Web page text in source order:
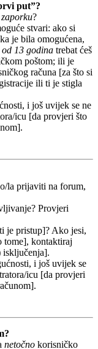
put”?
zaporku?
stvari: ako si
je bila omogućena,
od 13 godina trebat ćeš
poštom; ili je
računa [za što si
ili ti je stigla
i još uvijek se ne
icu [da provjeri što
la prijaviti na forum,
Provjeri
je pristup]? Ako jesi,
tome], kontaktiraj
isključenja].
i još uvijek se
icu [da provjeri
netočno korisničko